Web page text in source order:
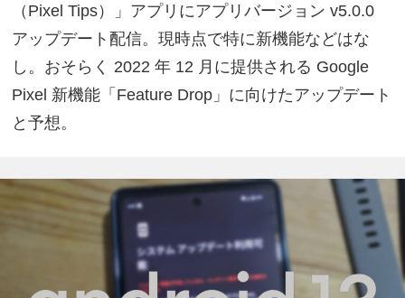
（Pixel Tips）」アプリにアプリバージョン v5.0.0
アップデート配信。現時点で特に新機能などはな
し。おそらく 2022 年 12 月に提供される Google
Pixel 新機能「Feature Drop」に向けたアップデート
と予想。